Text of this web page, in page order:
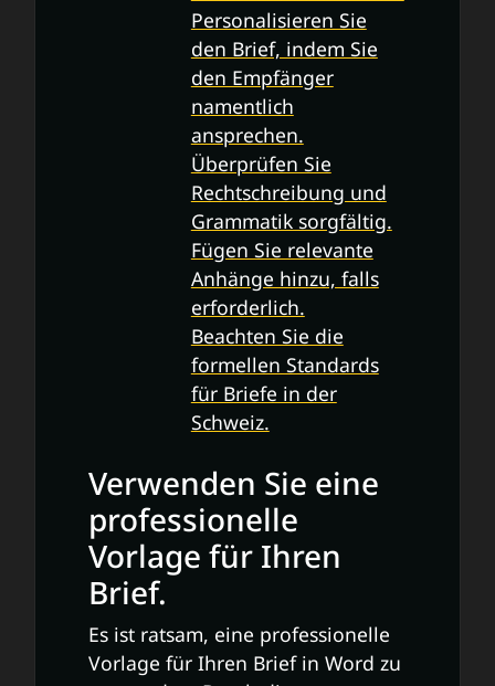
Personalisieren Sie
den Brief, indem Sie
den Empfänger
namentlich
ansprechen.
Überprüfen Sie
Rechtschreibung und
Grammatik sorgfältig.
Fügen Sie relevante
Anhänge hinzu, falls
erforderlich.
Beachten Sie die
formellen Standards
für Briefe in der
Schweiz.
Verwenden Sie eine
professionelle
Vorlage für Ihren
Brief.
Es ist ratsam, eine professionelle
Vorlage für Ihren Brief in Word zu